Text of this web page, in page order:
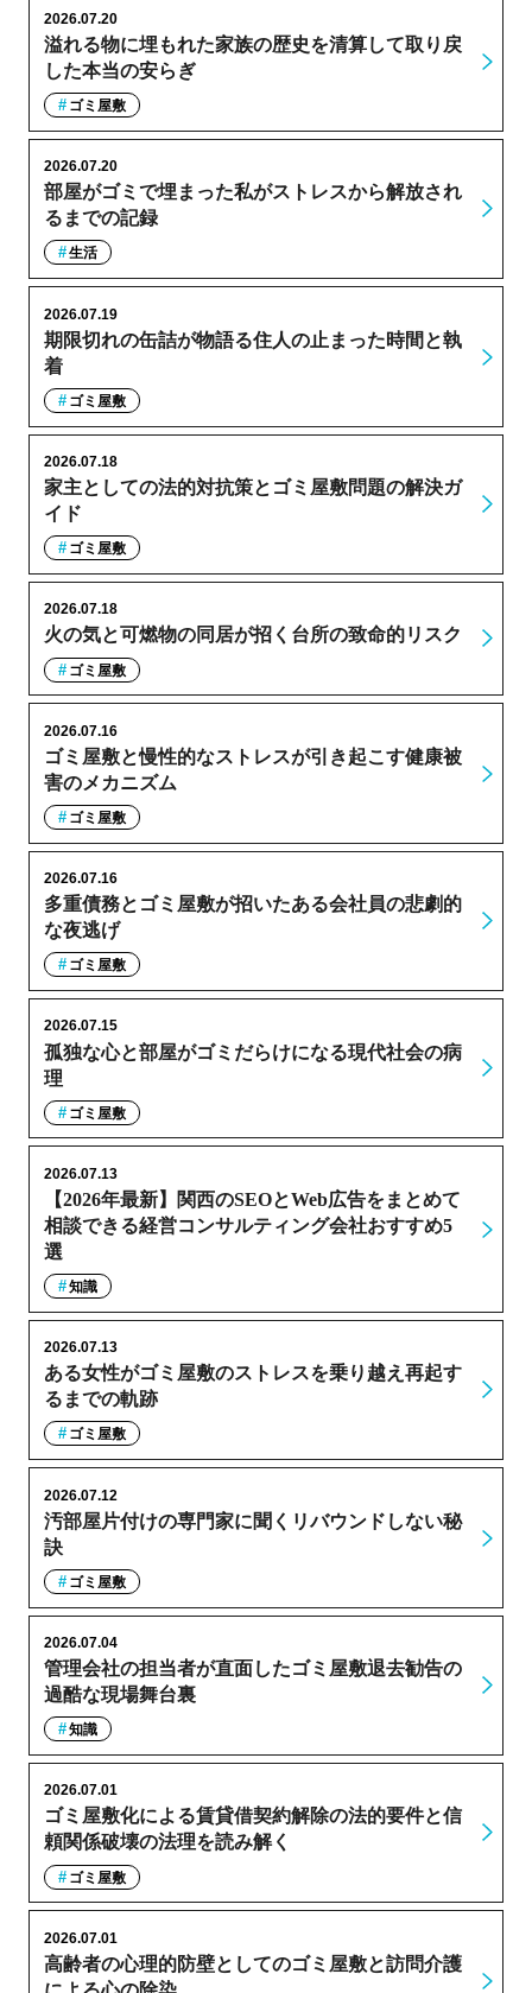
溢れる物に埋もれた家族の歴史を清算して取り戻
した本当の安らぎ
2026.07.20
ゴミ屋敷
部屋がゴミで埋まった私がストレスから解放され
るまでの記録
2026.07.20
生活
期限切れの缶詰が物語る住人の止まった時間と執
着
2026.07.19
ゴミ屋敷
家主としての法的対抗策とゴミ屋敷問題の解決ガ
イド
2026.07.18
ゴミ屋敷
火の気と可燃物の同居が招く台所の致命的リスク
2026.07.18
ゴミ屋敷
ゴミ屋敷と慢性的なストレスが引き起こす健康被
害のメカニズム
2026.07.16
ゴミ屋敷
多重債務とゴミ屋敷が招いたある会社員の悲劇的
な夜逃げ
2026.07.16
ゴミ屋敷
孤独な心と部屋がゴミだらけになる現代社会の病
理
2026.07.15
ゴミ屋敷
【2026年最新】関西のSEOとWeb広告をまとめて
相談できる経営コンサルティング会社おすすめ5
選
2026.07.13
知識
ある女性がゴミ屋敷のストレスを乗り越え再起す
るまでの軌跡
2026.07.13
ゴミ屋敷
汚部屋片付けの専門家に聞くリバウンドしない秘
訣
2026.07.12
ゴミ屋敷
管理会社の担当者が直面したゴミ屋敷退去勧告の
過酷な現場舞台裏
2026.07.04
知識
ゴミ屋敷化による賃貸借契約解除の法的要件と信
頼関係破壊の法理を読み解く
2026.07.01
ゴミ屋敷
高齢者の心理的防壁としてのゴミ屋敷と訪問介護
2026.07.01